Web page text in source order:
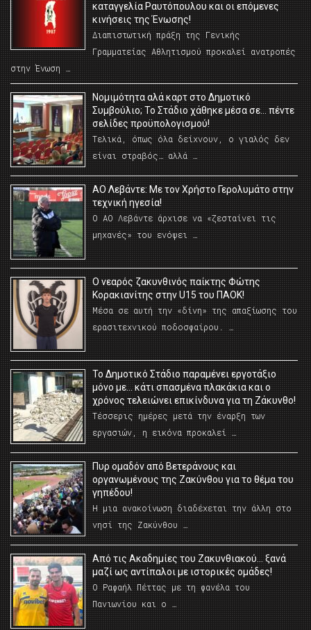
καταγγελία Ραυτόπουλου και οι επόμενες
κινήσεις της Ένωσης!
Διαπιστωτική πράξη της Γενικής
Γραμματείας Αθλητισμού προκαλεί ανατροπές
στην Ένωση …
Νομιμότητα αλά καρτ στο Δημοτικό
Συμβούλιο; Το Στάδιο χάθηκε μέσα σε… πέντε
σελίδες προϋπολογισμού!
Τελικά, όπως όλα δείχνουν, ο γιαλός δεν
είναι στραβός… αλλά …
ΑΟ Λεβάντε: Με τον Χρήστο Γερολυμάτο στην
τεχνική ηγεσία!
Ο ΑΟ Λεβάντε άρχισε να «ζεσταίνει τις
μηχανές» του ενόψει …
O νεαρός ζακυνθινός παίκτης Φώτης
Κορακιανίτης στην U15 του ΠΑΟΚ!
Μέσα σε αυτή την «δίνη» της απαξίωσης του
ερασιτεχνικού ποδοσφαίρου. …
Το Δημοτικό Στάδιο παραμένει εργοτάξιο
μόνο με… κάτι σπασμένα πλακάκια και ο
χρόνος τελειώνει επικίνδυνα για τη Ζάκυνθο!
Τέσσερις ημέρες μετά την έναρξη των
εργασιών, η εικόνα προκαλεί …
Πυρ ομαδόν από Βετεράνους και
οργανωμένους της Ζακύνθου για το θέμα του
γηπέδου!
Η μια ανακοίνωση διαδέχεται την άλλη στο
νησί της Ζακύνθου …
Από τις Ακαδημίες του Ζακυνθιακού… ξανά
μαζί ως αντίπαλοι με ιστορικές ομάδες!
Ο Ραφαήλ Πέττας με τη φανέλα του
Πανιωνίου και ο …